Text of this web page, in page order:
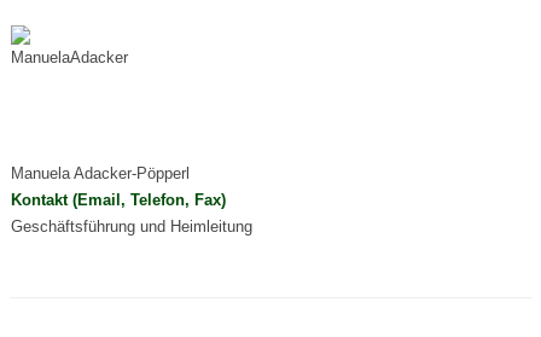
Manuela Adacker-Pöpperl
Kontakt (Email, Telefon, Fax)
Geschäftsführung und Heimleitung